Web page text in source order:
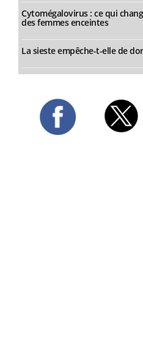
Cytomégalovirus : ce qui
des femmes enceintes
La sieste empêche-t-elle de